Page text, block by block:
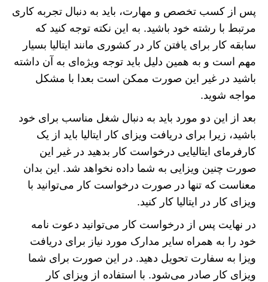
پس از کسب تخصص و مهارت، باید به دنبال تجربه کاری
مرتبط با رشته خود باشید. به این نکته توجه کنید که
سابقه کار برای یافتن کار در کشوری مانند ایتالیا بسیار
مهم است و به همین دلیل باید توجه ویژه‌ای به آن داشته
باشید در غیر این صورت ممکن است بعدا با مشکل
مواجه شوید.
بعد از این دو مورد باید به دنبال شغل مناسب برای خود
باشید، زیرا برای دریافت ویزای کار ایتالیا باید از یک
کارفرمای ایتالیایی درخواست کار بدهید در غیر این
صورت چنین ویزایی به شما داده نخواهد شد. این بدان
معناست که تنها در صورت درخواست کار می‌توانید با
ویزای کار در ایتالیا کار کنید.
در نهایت پس از درخواست کار می‌توانید دعوت نامه
خود را به همراه سایر مدارک مورد نیاز برای دریافت
ویزا به سفارت تحویل دهید. در این صورت برای شما
ویزای کار صادر می‌شود. با استفاده از ویزای کار